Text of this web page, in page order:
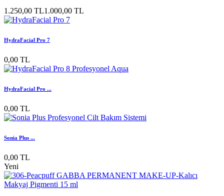
1.250,00 TL1.000,00 TL
HydraFacial Pro 7
0,00 TL
HydraFacial Pro ...
0,00 TL
Sonia Plus ...
0,00 TL
Yeni